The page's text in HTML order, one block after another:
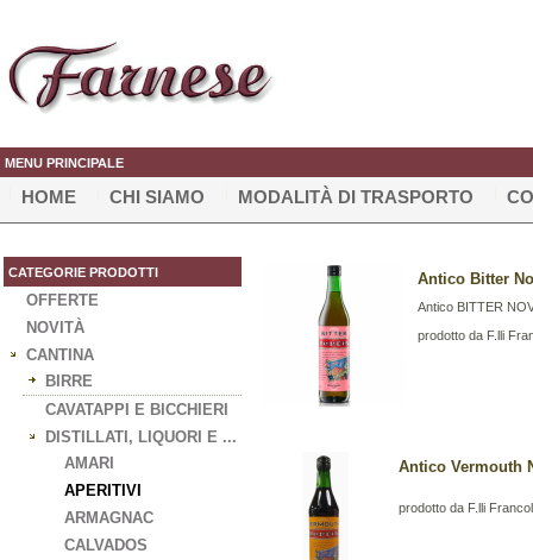
MENU PRINCIPALE
HOME CHI SIAMO MODALITÀ DI TRASPORTO
CATEGORIE PRODOTTI
OFFERTE
NOVITÀ
CANTINA
BIRRE
CAVATAPPI E BICCHIERI
DISTILLATI, LIQUORI E ...
AMARI
APERITIVI
ARMAGNAC
CALVADOS
Antico Bitter
Antico BITTER
prodotto da F.lli
Antico Vermouth
prodotto da F.lli